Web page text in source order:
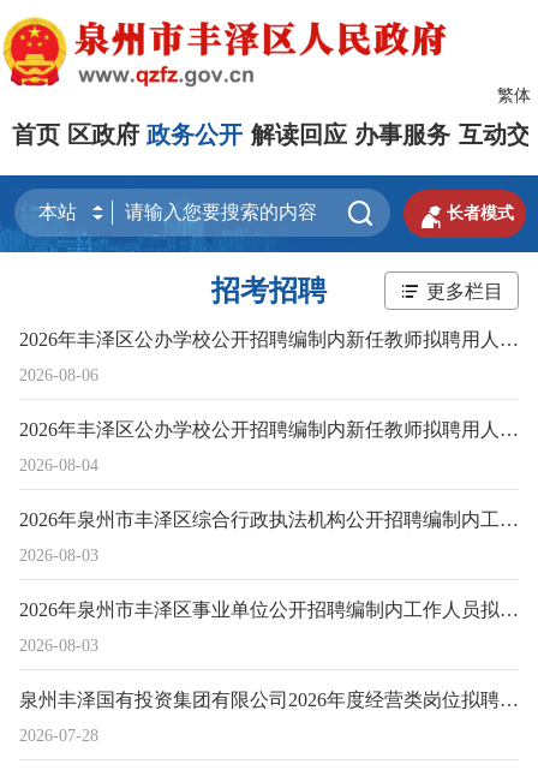
繁体
首页 区政府 政务公开 解读回应 办事服务 互动交
  长者模式
招考招聘 更多栏目
2026-08-06
2026年丰泽区公办学校公开招聘编制内新任教师拟聘用人员名单公示（二）
2026-08-04
2026年丰泽区公办学校公开招聘编制内新任教师拟聘用人员名单公示（一）
2026-08-03
2026年泉州市丰泽区综合行政执法机构公开招聘编制内工作人员拟聘用人员公示
2026-08-03
2026年泉州市丰泽区事业单位公开招聘编制内工作人员拟聘用人员公示（第一批）
2026-07-28
泉州丰泽国有投资集团有限公司2026年度经营类岗位拟聘用人员名单公示（第二批）